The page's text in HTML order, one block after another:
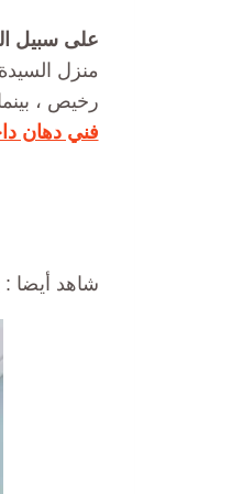
على سبيل
منزل
رخيص ،
فني دهان
شاهد أيضا :